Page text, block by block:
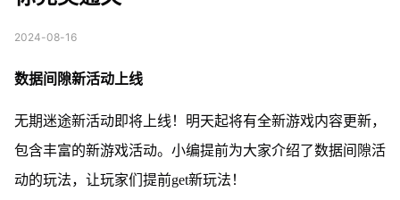
2024-08-16
数据间隙新活动上线
无期迷途新活动即将上线！明天起将有全新游戏内容更新，
包含丰富的新游戏活动。小编提前为大家介绍了数据间隙活
动的玩法，让玩家们提前get新玩法！